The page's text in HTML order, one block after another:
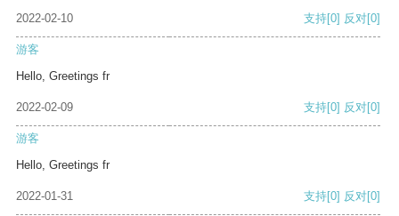
2022-02-10 支持[0] 反对[0]
游客
Hello, Greetings fr
2022-02-09 支持[0] 反对[0]
游客
Hello, Greetings fr
2022-01-31 支持[0] 反对[0]